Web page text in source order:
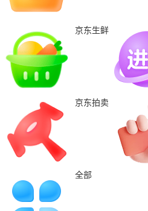
京东生鲜
京东拍卖
全部